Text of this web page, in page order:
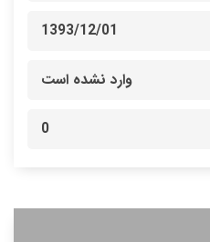
1393/12/01
وارد نشده است
0